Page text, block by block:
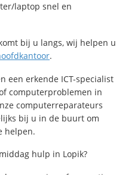
laptop snel en
bij u langs, wij helpen u
.
een erkende ICT-specialist
computerproblemen in
computerreparateurs
bij u in de buurt om
helpen.
hulp in Lopik?